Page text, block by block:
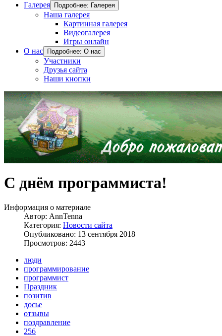
Галерея
Подробнее: Галерея
Наша галерея
Картинная галерея
Видеогалерея
Игры онлайн
О нас
Подробнее: О нас
Участники
Друзья сайта
Наши кнопки
С днём программиста!
Информация о материале
Автор: AnnTenna
Категория: Новости сайта
Опубликовано: 13 сентября 2018
Просмотров: 2443
люди
программирование
программист
Праздник
позитив
досье
отзывы
поздравление
256